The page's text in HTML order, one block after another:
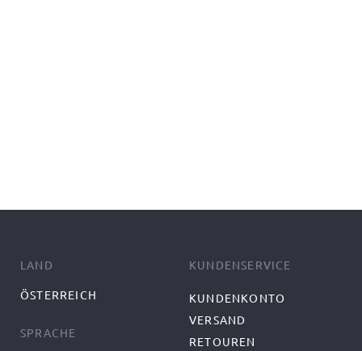
LAND
ÖSTERREICH
SPRACHE
KUNDENSERVICE
KUNDENKONTO
VERSAND
RETOUREN